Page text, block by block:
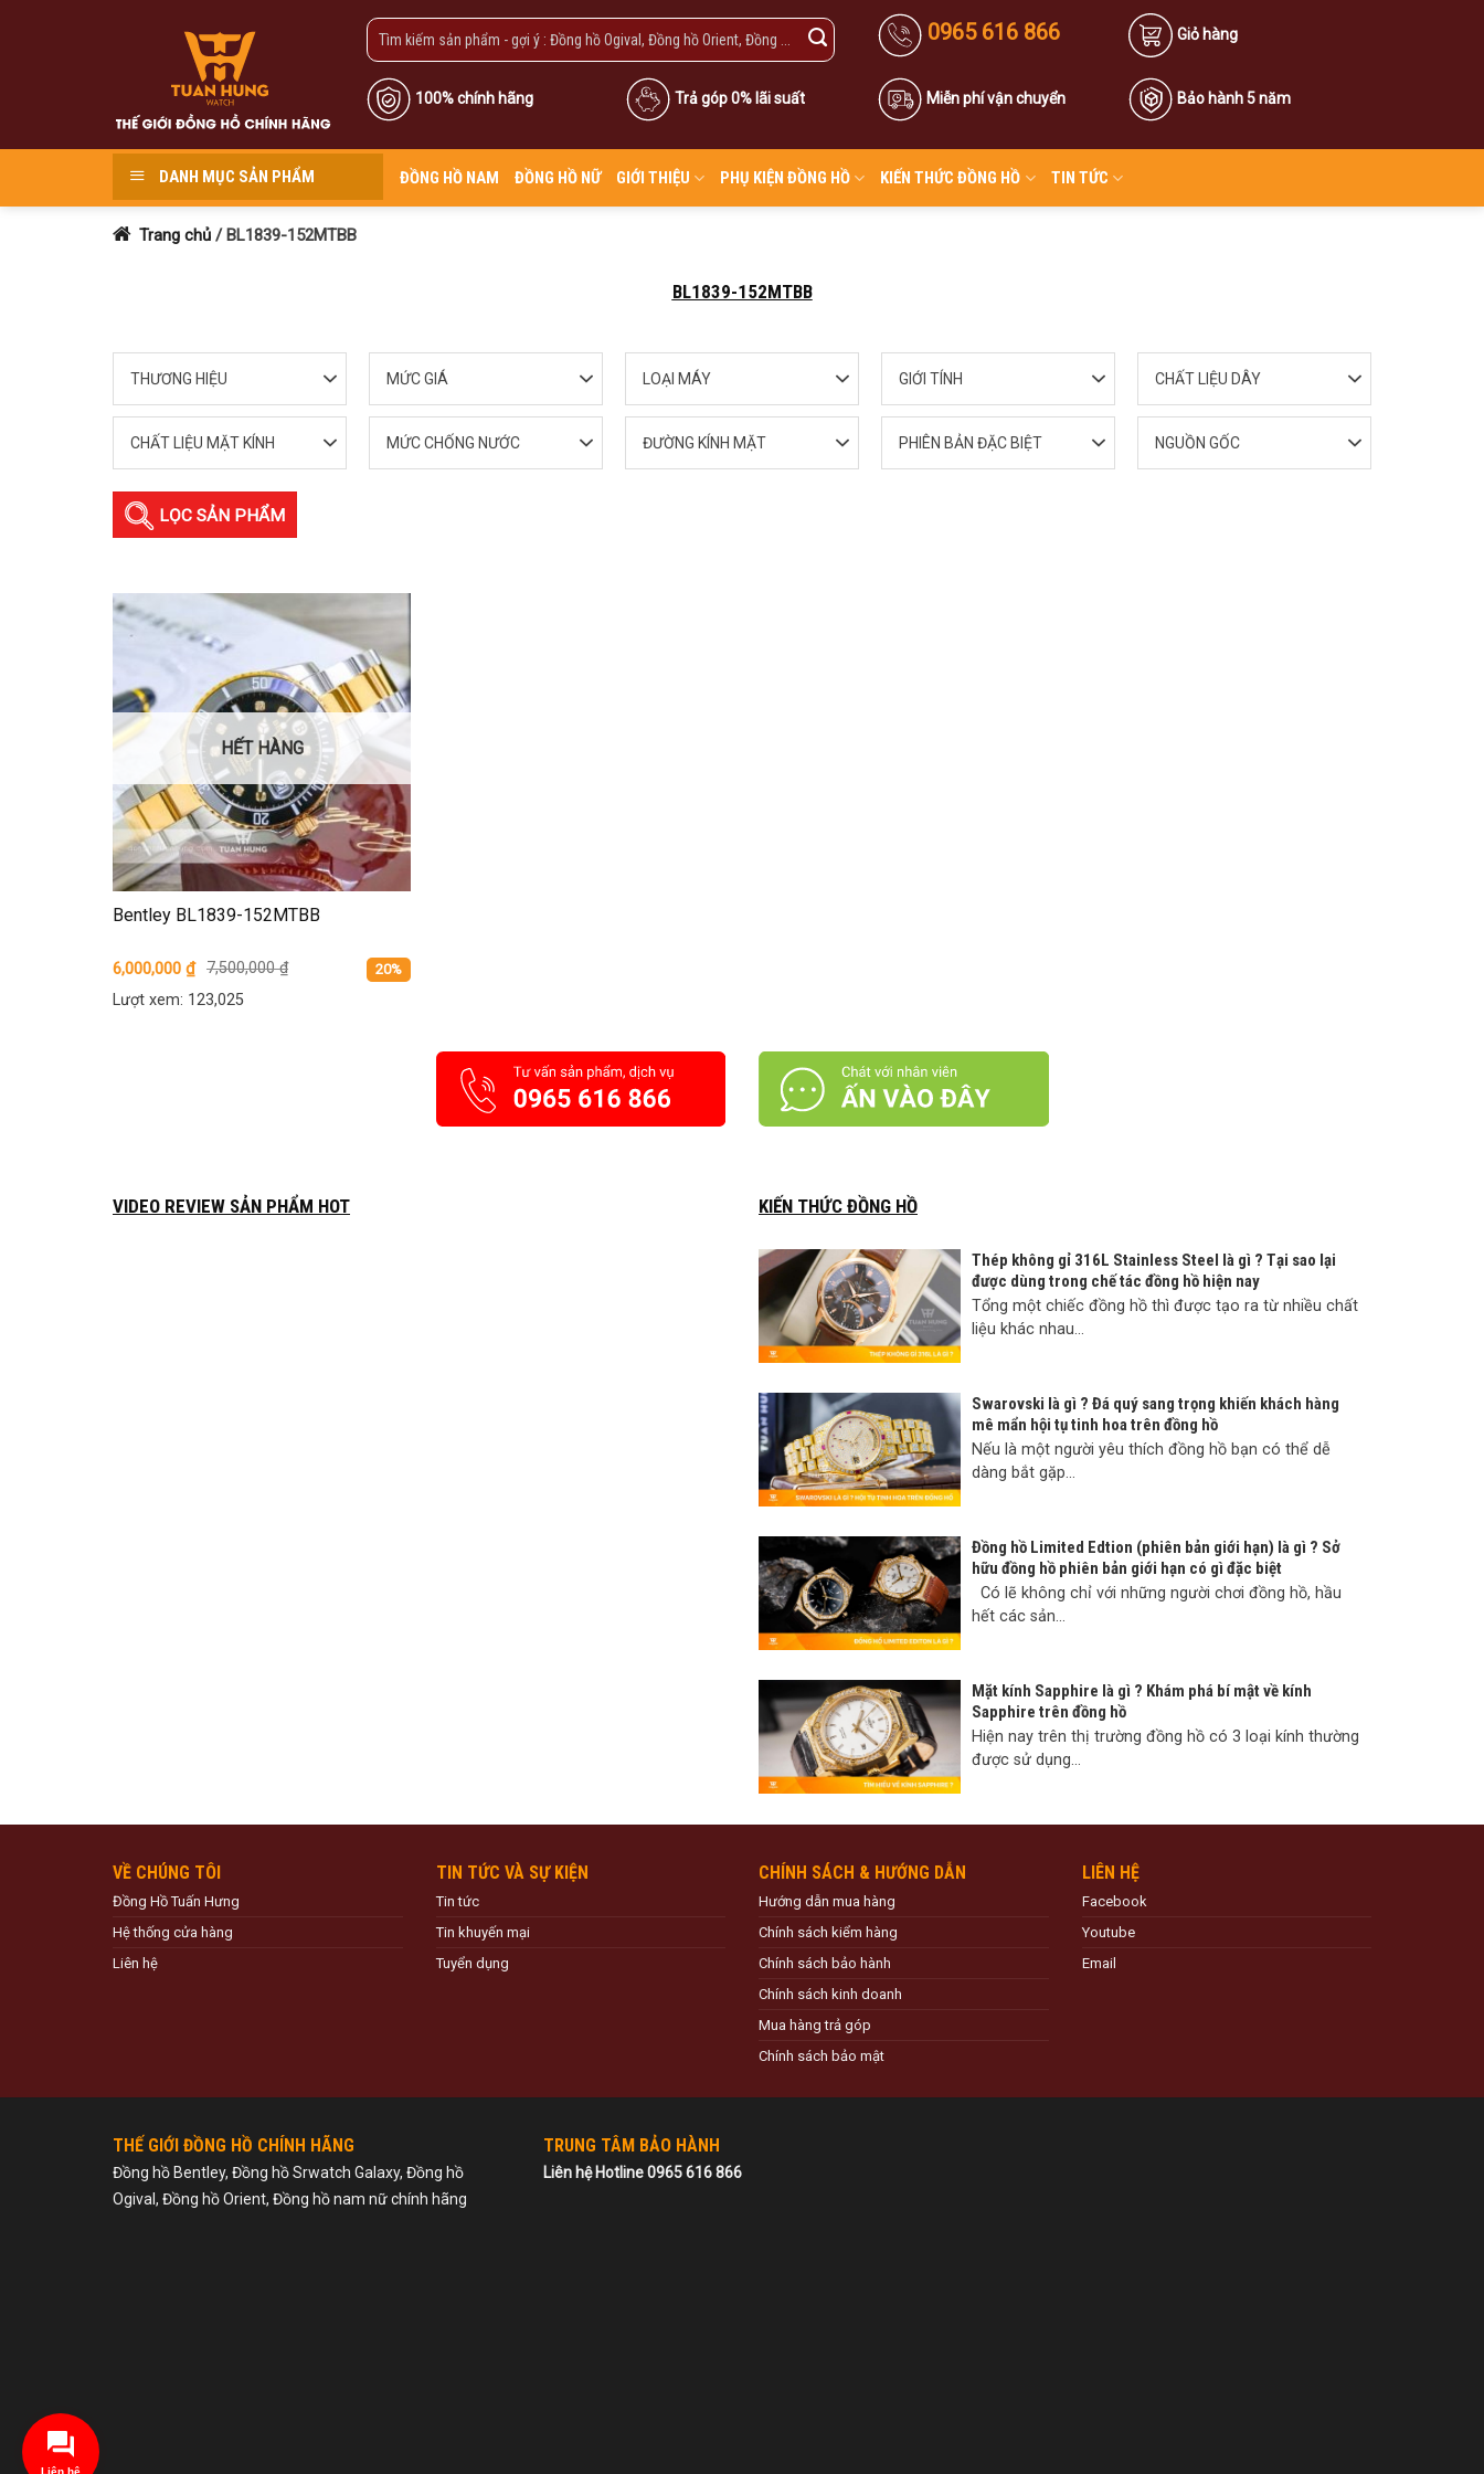
0965 616 866 Giỏ hàng
100% chính hãng Trả góp 0% lãi suất Miễn phí vận chuyển Bảo hành 5 năm
DANH MỤC SẢN PHẨM ĐỒNG HỒ NAM ĐỒNG HỒ NỮ GIỚI THIỆU PHỤ KIỆN ĐỒNG HỒ KIẾN THỨC ĐỒNG HỒ TIN TỨC
Trang chủ / BL1839-152MTBB
BL1839-152MTBB
THƯƠNG HIỆU MỨC GIÁ LOẠI MÁY GIỚI TÍNH CHẤT LIỆU DÂY
CHẤT LIỆU MẶT KÍNH MỨC CHỐNG NƯỚC ĐƯỜNG KÍNH MẶT PHIÊN BẢN ĐẶC BIỆT NGUỒN GỐC
LỌC SẢN PHẨM
HẾT HÀNG
Bentley BL1839-152MTBB
6,000,000 ₫ 7,500,000₫ 20%
Lượt xem: 123,025
VIDEO REVIEW SẢN PHẨM HOT KIẾN THỨC ĐỒNG HỒ
Thép không gỉ 316L Stainless Steel là gì ? Tại sao lại
được dùng trong chế tác đồng hồ hiện nay
Tổng một chiếc đồng hồ thì được tạo ra từ nhiều chất
liệu khác nhau...
Swarovski là gì ? Đá quý sang trọng khiến khách hàng
mê mẩn hội tụ tinh hoa trên đồng hồ
Nếu là một người yêu thích đồng hồ bạn có thể dễ
dàng bắt gặp...
Đồng hồ Limited Edtion (phiên bản giới hạn) là gì ? Sở
hữu đồng hồ phiên bản giới hạn có gì đặc biệt
Có lẽ không chỉ với những người chơi đồng hồ, hầu
hết các sản...
Mặt kính Sapphire là gì ? Khám phá bí mật về kính
Sapphire trên đồng hồ
Hiện nay trên thị trường đồng hồ có 3 loại kính thường
được sử dụng...
VỀ CHÚNG TÔI
Đồng Hồ Tuấn Hưng
Hệ thống cửa hàng
Liên hệ
TIN TỨC VÀ SỰ KIỆN
Tin tức
Tin khuyến mại
Tuyển dụng
CHÍNH SÁCH & HƯỚNG DẪN
Hướng dẫn mua hàng
Chính sách kiểm hàng
Chính sách bảo hành
Chính sách kinh doanh
Mua hàng trả góp
Chính sách bảo mật
LIÊN HỆ
Facebook
Youtube
Email
THẾ GIỚI ĐỒNG HỒ CHÍNH HÃNG
Đồng hồ Bentley, Đồng hồ Srwatch Galaxy, Đồng hồ
Ogival, Đồng hồ Orient, Đồng hồ nam nữ chính hãng
TRUNG TÂM BẢO HÀNH
Liên hệ Hotline 0965 616 866
Liên hệ